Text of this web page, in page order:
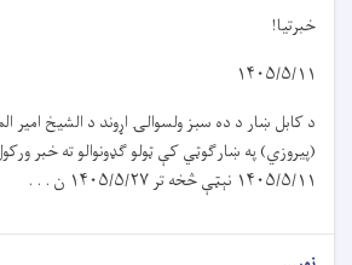
خبرتیا!
۱۴۰۵/۵/۱۱
د کابل ښار د ده سبز ولسوالۍاړوند د الشيخ امير
(پیروزي) په ښارګوټيکې ټولو گډونوالو ته خبر
۱۴۰۵/۵/۱۱ نېټې څخه تر۱۴۰۵/۵/۲۷ ن . . .